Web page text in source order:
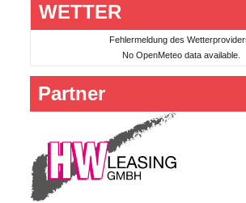
WETTER
Fehlermeldung des
No OpenMeteo data available.
Partner